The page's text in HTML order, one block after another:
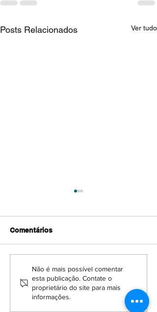
Posts Relacionados Ver tudo
"Nosso poder, nosso
planeta"
Comentários
Não é mais possível comentar
esta publicação. Contate o
proprietário do site para mais
informações.